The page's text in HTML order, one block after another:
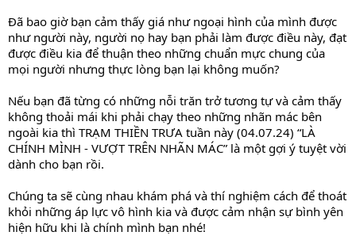
Đã bao giờ bạn cảm thấy giá như ngoại hình của mình được
như người này, người nọ hay bạn phải làm được điều này, đạt
được điều kia để thuận theo những chuẩn mực chung của
mọi người nhưng thực lòng bạn lại không muốn?
Nếu bạn đã từng có những nỗi trăn trở tương tự và cảm thấy
không thoải mái khi phải chạy theo những nhãn mác bên
ngoài kia thì TRẠM THIỀN TRƯA tuần này (04.07.24) “LÀ
CHÍNH MÌNH - VƯỢT TRÊN NHÃN MÁC” là một gợi ý tuyệt vời
dành cho bạn rồi.
Chúng ta sẽ cùng nhau khám phá và thí nghiệm cách để thoát
khỏi những áp lực vô hình kia và được cảm nhận sự bình yên
hiện hữu khi là chính mình bạn nhé!